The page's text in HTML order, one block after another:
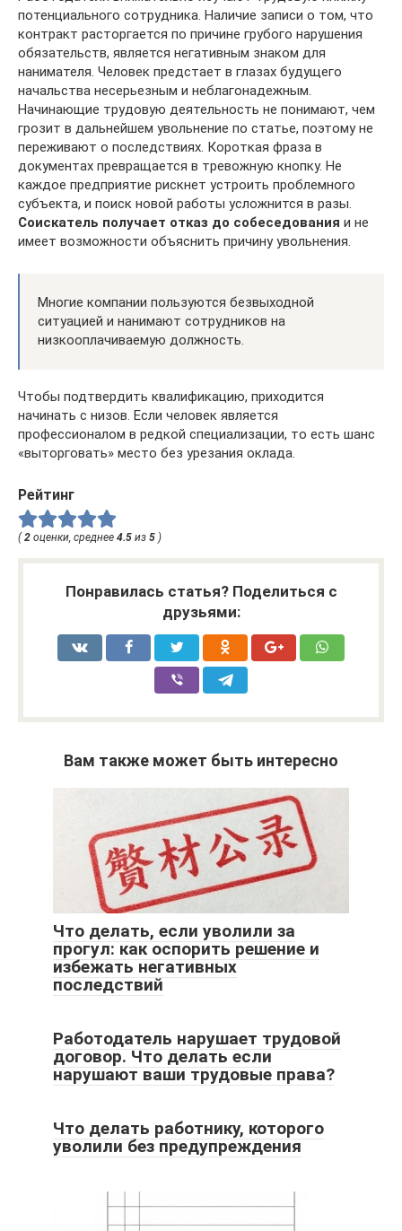
потенциального сотрудника. Наличие записи о том, что
контракт расторгается по причине грубого нарушения
обязательств, является негативным знаком для
нанимателя. Человек предстает в глазах будущего
начальства несерьезным и неблагонадежным.
Начинающие трудовую деятельность не понимают, чем
грозит в дальнейшем увольнение по статье, поэтому не
переживают о последствиях. Короткая фраза в
документах превращается в тревожную кнопку. Не
каждое предприятие рискнет устроить проблемного
субъекта, и поиск новой работы усложнится в разы.
Соискатель получает отказ до собеседования и не
имеет возможности объяснить причину увольнения.
Многие компании пользуются безвыходной
ситуацией и нанимают сотрудников на
низкооплачиваемую должность.
Чтобы подтвердить квалификацию, приходится
начинать с низов. Если человек является
профессионалом в редкой специализации, то есть шанс
«выторговать» место без урезания оклада.
Рейтинг
( 2 оценки, среднее 4.5 из 5 )
Понравилась статья? Поделиться с
друзьями:
Вам также может быть интересно
Что делать, если уволили за
прогул: как оспорить решение и
избежать негативных
последствий
Работодатель нарушает трудовой
договор. Что делать если
нарушают ваши трудовые права?
Что делать работнику, которого
уволили без предупреждения